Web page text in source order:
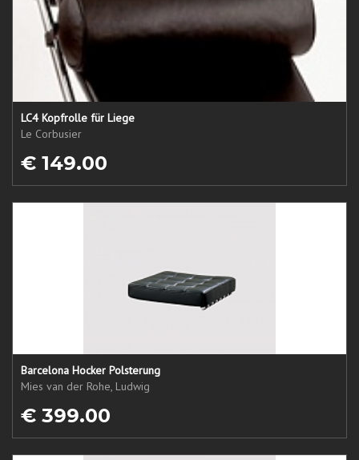
LC4 Kopfrolle für Liege
Le Corbusier
€ 149.00
Barcelona Hocker Polsterung
Mies van der Rohe, Ludwig
€ 399.00